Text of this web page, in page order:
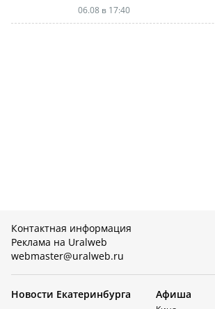
06.08 в 17:40
Контактная информация
Реклама на Uralweb
webmaster@uralweb.ru
Новости Екатеринбурга
Афиша